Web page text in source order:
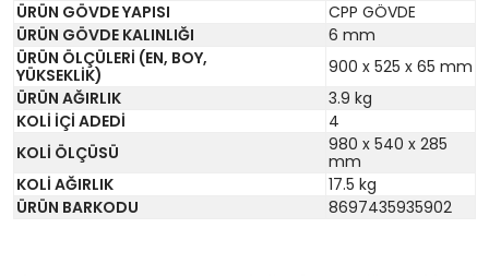
ÜRÜN GÖVDE YAPISI
CPP GÖVDE
ÜRÜN GÖVDE KALINLIĞI
6 mm
ÜRÜN ÖLÇÜLERİ (EN, BOY,
YÜKSEKLİK)
900 x 525 x 65 mm
ÜRÜN AĞIRLIK
3.9 kg
KOLİ İÇİ ADEDİ
4
KOLİ ÖLÇÜSÜ
980 x 540 x 285
mm
KOLİ AĞIRLIK
17.5 kg
ÜRÜN BARKODU
8697435935902